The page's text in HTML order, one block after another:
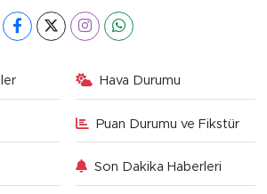
Hava Durumu
Puan Durumu ve Fikstür
Son Dakika Haberleri